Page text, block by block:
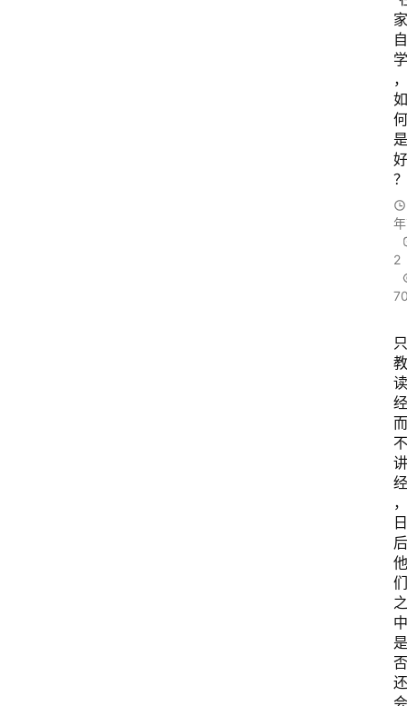
家
自
，
如
何
是
好
？
2
只
教
读
经
而
不
讲
经
，
日
后
他
们
之
中
是
否
还
会